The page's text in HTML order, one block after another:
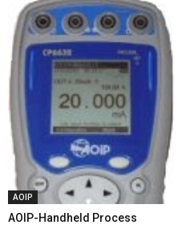
AOIP
AOIP-Handheld Process